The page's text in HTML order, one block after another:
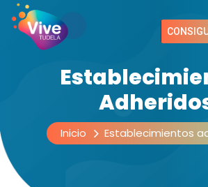
Inicio Establecimientos